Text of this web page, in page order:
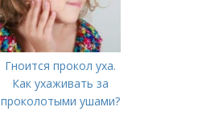
Гноится прокол уха.
Как ухаживать за
проколотыми ушами?